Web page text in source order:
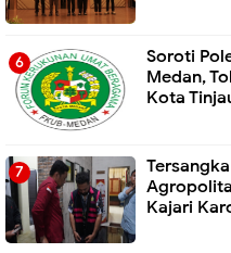
Soroti
Medan,
Kota
Kajari